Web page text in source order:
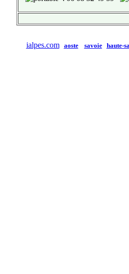
ialpes.com aoste savoie haute-